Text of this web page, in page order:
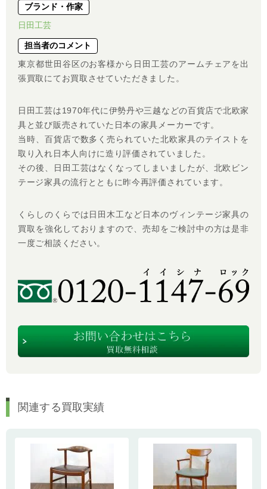
ブランド・作家
日田工芸
担当者のコメント
東京都世田谷区のお客様から日田工芸のアームチェアを出
張買取にてお買取させていただきました。
日田工芸は1970年代に伊勢丹や三越などの百貨店で北欧家
具と並び販売されていた日本の家具メーカーです。
当時、百貨店で数多く売られていた北欧家具のテイストを
取り入れ日本人向けに造り評価されていました。
その後、日田工芸はなくなってしまいましたが、北欧ビン
テージ家具の流行とともに昨今再評価されています。
くらしのくらでは日田木工など日本のヴィンテージ家具の
買取を強化しておりますので、売却をご検討中の方は是非
一度ご相談ください。
関連する買取実績